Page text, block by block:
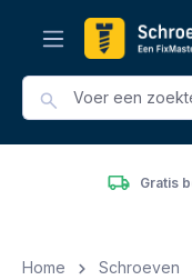
Gratis
Home Schroeven